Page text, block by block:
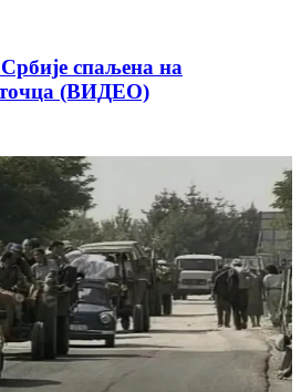
спаљена на
(ВИДЕО)